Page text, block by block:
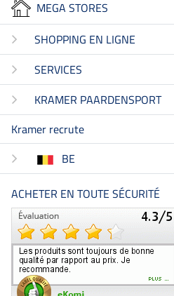
MEGA STORES
SHOPPING EN LIGNE
SERVICES
KRAMER PAARDENSPORT
Kramer recrute
BE
ACHETER EN TOUTE SÉCURITÉ